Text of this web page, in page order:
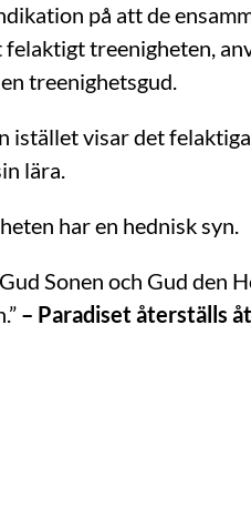
på att de
treenigheten,
treenighetsgud.
istället visar det
lära.
har en hednisk syn.
Sonen och Gud den
– Paradiset återställs